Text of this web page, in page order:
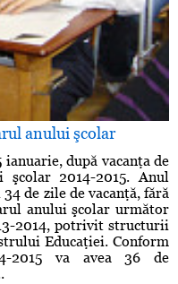
anului şcolar
după vacanţa de
2014-2015. Anul
de zile de vacanţă, fără
anului şcolar următor
2014, potrivit structurii
Educaţiei. Conform
2015 va avea 36 de